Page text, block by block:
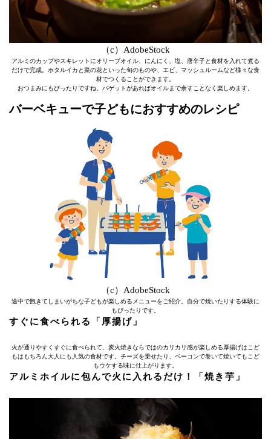
（c）AdobeStock
アルミのカップやスキレットにオリーブオイル、にんにく、塩、唐辛子と食材を入れて煮る
だけで完成。ホタルイカと菜の花といった旬のものや、エビ、マッシュルームなど様々な食
材でつくることができます。
おつまみにもぴったりですね。バゲットがあればオイルまで余すことなく楽しめます。
バーベキューで子どもにおすすめのレシピ
（c）AdobeStock
途中で飽きてしまいがちな子どもが楽しめるメニューをご紹介。自分で焼いたりする体験に
もぴったりです。
すぐに食べられる「厚揚げ」
火が通りやすくすぐに食べられて、炭火焼きならではのカリカリ感が楽しめる厚揚げはこど
もはもちろん大人にも人気の食材です。チーズを乗せたり、ベーコンで巻いて焼いてもこど
もウケする味に仕上がります。
アルミホイルに包んで火に入れるだけ！「焼き芋」